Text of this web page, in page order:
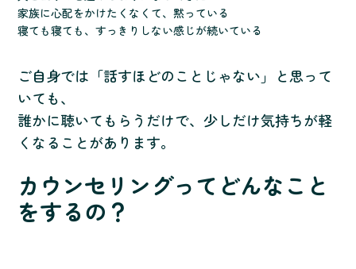
家族に心配をかけたくなくて、黙っている
寝ても寝ても、すっきりしない感じが続いている
ご自身では「話すほどのことじゃない」と思って
いても、
誰かに聴いてもらうだけで、少しだけ気持ちが軽
くなることがあります。
カウンセリングってどんなこと
をするの？